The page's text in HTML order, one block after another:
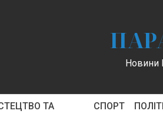
Новини
ТА
СПОРТ